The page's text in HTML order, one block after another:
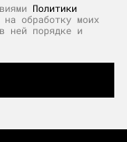
Политики
обработку моих
ней порядке и